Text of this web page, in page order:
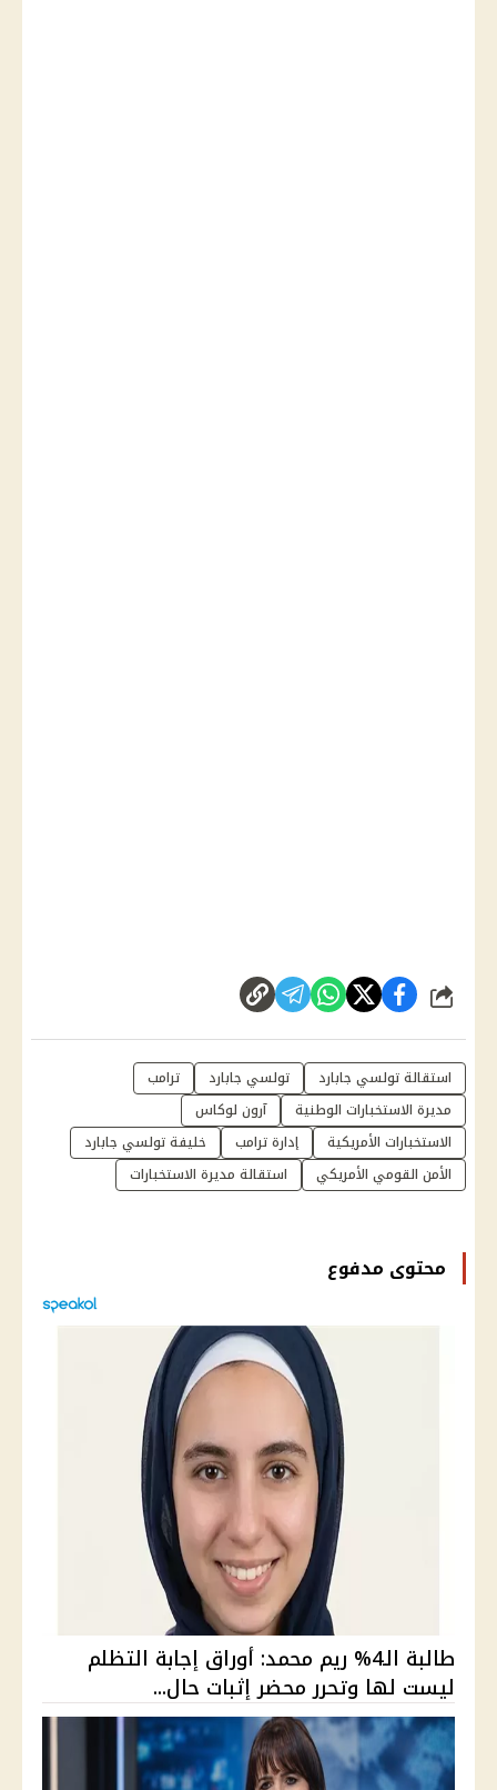
شارك
استقالة تولسي جابارد تولسي جابارد
ترامب
مديرة الاستخبارات الوطنية
آرون لوكاس
الاستخبارات الأمريكية
إدارة ترامب
خليفة تولسي جابارد
الأمن القومي الأمريكي
استقالة مديرة الاستخبارات
محتوى مدفوع
طالبة الـ4% ريم محمد: أوراق إجابة التظلم
ليست لها وتحرر محضر إثبات حال...